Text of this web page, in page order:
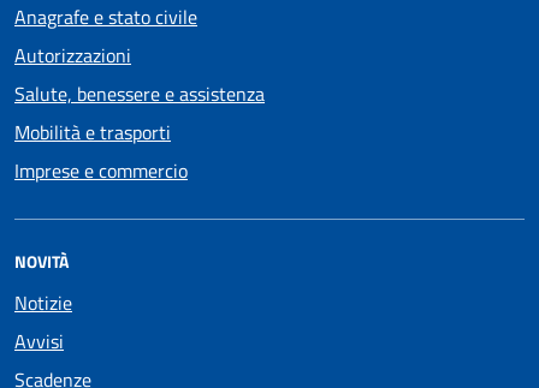
Anagrafe e stato civile
Autorizzazioni
Salute, benessere e assistenza
Mobilità e trasporti
Imprese e commercio
NOVITÀ
Notizie
Avvisi
Scadenze